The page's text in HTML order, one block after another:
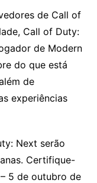
de Call of
Call of Duty:
de Modern
do que está
de
experiências
Next serão
Certifique-
5 de outubro de